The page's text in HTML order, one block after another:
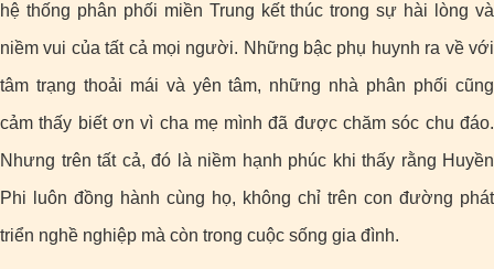
hệ thống phân phối miền Trung kết thúc trong sự hài lòng và
niềm vui của tất cả mọi người. Những bậc phụ huynh ra về với
tâm trạng thoải mái và yên tâm, những nhà phân phối cũng
cảm thấy biết ơn vì cha mẹ mình đã được chăm sóc chu đáo.
Nhưng trên tất cả, đó là niềm hạnh phúc khi thấy rằng Huyền
Phi luôn đồng hành cùng họ, không chỉ trên con đường phát
triển nghề nghiệp mà còn trong cuộc sống gia đình.